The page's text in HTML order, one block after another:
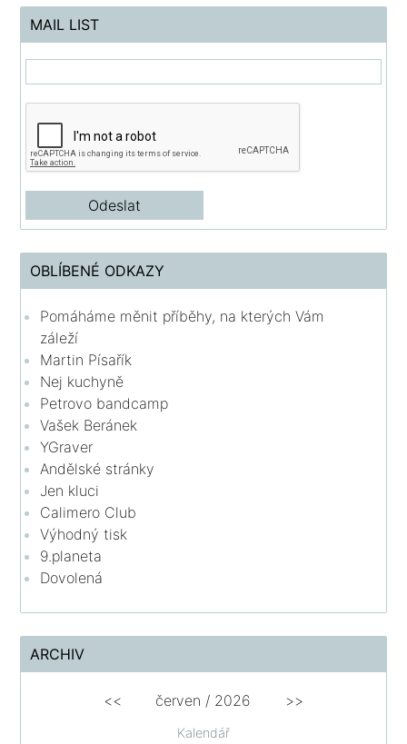
MAIL LIST
OBLÍBENÉ ODKAZY
Pomáháme měnit příběhy, na kterých Vám
záleží
Martin Písařík
Nej kuchyně
Petrovo bandcamp
Vašek Beránek
YGraver
Andělské stránky
Jen kluci
Calimero Club
Výhodný tisk
9.planeta
Dovolená
ARCHIV
Kalendář
<< červen / 2026 >>